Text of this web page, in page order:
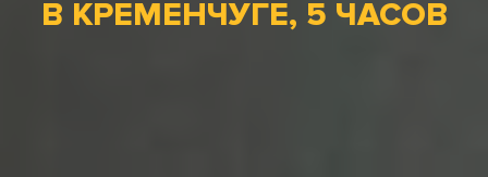
В КРЕМЕНЧУГЕ, 5 ЧАСОВ